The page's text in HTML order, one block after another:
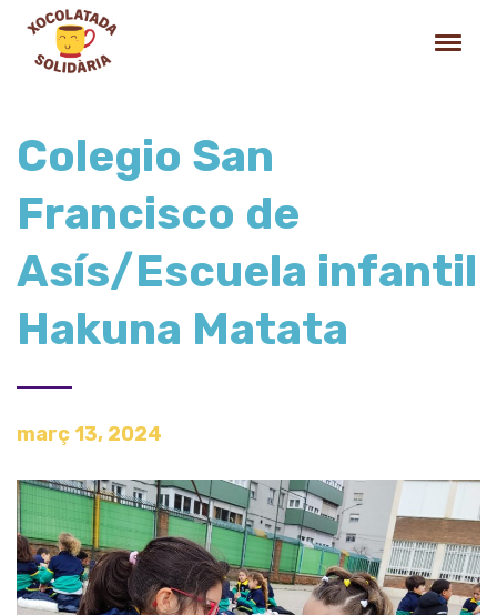
Colegio San
Francisco de
Asís/Escuela infantil
Hakuna Matata
març 13, 2024